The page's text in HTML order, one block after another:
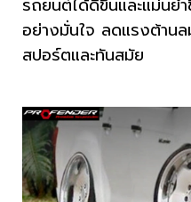
รถยนต์ได้ดีขึ้นและแม่นยำ
อย่างมั่นใจ ลดแรงต้านล
สปอร์ตและทันสมัย